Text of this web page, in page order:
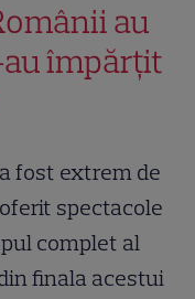
au
împărțit
fost extrem de
spectacole
complet al
finala acestui